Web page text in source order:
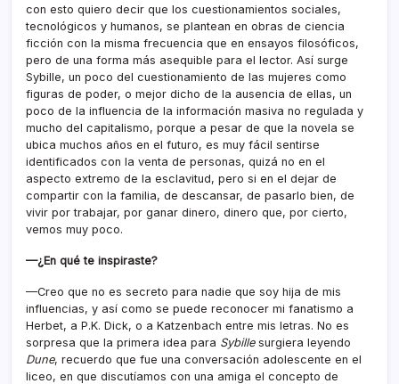
con esto quiero decir que los cuestionamientos sociales,
tecnológicos y humanos, se plantean en obras de ciencia
ficción con la misma frecuencia que en ensayos filosóficos,
pero de una forma más asequible para el lector. Así surge
Sybille, un poco del cuestionamiento de las mujeres como
figuras de poder, o mejor dicho de la ausencia de ellas, un
poco de la influencia de la información masiva no regulada y
mucho del capitalismo, porque a pesar de que la novela se
ubica muchos años en el futuro, es muy fácil sentirse
identificados con la venta de personas, quizá no en el
aspecto extremo de la esclavitud, pero si en el dejar de
compartir con la familia, de descansar, de pasarlo bien, de
vivir por trabajar, por ganar dinero, dinero que, por cierto,
vemos muy poco.
—¿En qué te inspiraste?
—Creo que no es secreto para nadie que soy hija de mis
influencias, y así como se puede reconocer mi fanatismo a
Herbet, a P.K. Dick, o a Katzenbach entre mis letras. No es
sorpresa que la primera idea para Sybillesurgiera leyendo
Dune, recuerdo que fue una conversación adolescente en el
liceo, en que discutíamos con una amiga el concepto de